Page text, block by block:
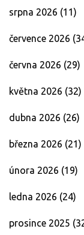
srpna 2026 (11)
července 2026
června 2026 (29)
května 2026 (32)
dubna 2026 (26)
března 2026 (21)
února 2026 (19)
ledna 2026 (24)
prosince 2025